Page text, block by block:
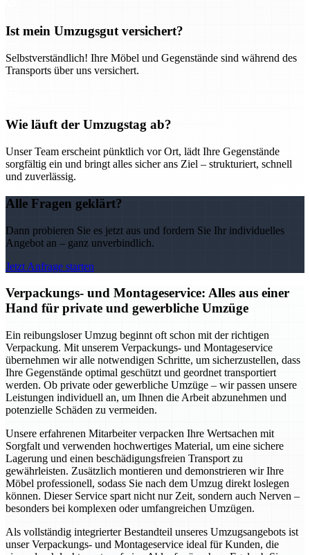
Ist mein Umzugsgut versichert?
Selbstverständlich! Ihre Möbel und Gegenstände sind während des
Transports über uns versichert.
Wie läuft der Umzugstag ab?
Unser Team erscheint pünktlich vor Ort, lädt Ihre Gegenstände
sorgfältig ein und bringt alles sicher ans Ziel – strukturiert, schnell
und zuverlässig.
Alle Fragen geklärt?
Dann probieren Sie es jetzt aus und fordern Sie Ihr individuelles
Angebot an – ganz unverbindlich.
Jetzt Anfrage starten
Verpackungs- und Montageservice: Alles aus einer
Hand für private und gewerbliche Umzüge
Ein reibungsloser Umzug beginnt oft schon mit der richtigen
Verpackung. Mit unserem Verpackungs- und Montageservice
übernehmen wir alle notwendigen Schritte, um sicherzustellen, dass
Ihre Gegenstände optimal geschützt und geordnet transportiert
werden. Ob private oder gewerbliche Umzüge – wir passen unsere
Leistungen individuell an, um Ihnen die Arbeit abzunehmen und
potenzielle Schäden zu vermeiden.
Unsere erfahrenen Mitarbeiter verpacken Ihre Wertsachen mit
Sorgfalt und verwenden hochwertiges Material, um eine sichere
Lagerung und einen beschädigungsfreien Transport zu
gewährleisten. Zusätzlich montieren und demonstrieren wir Ihre
Möbel professionell, sodass Sie nach dem Umzug direkt loslegen
können. Dieser Service spart nicht nur Zeit, sondern auch Nerven –
besonders bei komplexen oder umfangreichen Umzügen.
Als vollständig integrierter Bestandteil unseres Umzugsangebots ist
unser Verpackungs- und Montageservice ideal für Kunden, die